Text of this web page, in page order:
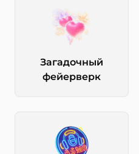
Загадочный
фейерверк